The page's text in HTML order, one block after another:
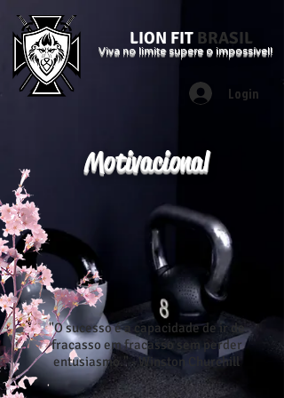
LION FIT BRASIL
Viva no limite supere o impossível!
Login
Motivacional
"O sucesso é a capacidade de ir de
fracasso em fracasso sem perder
entusiasmo." - Winston Churchill